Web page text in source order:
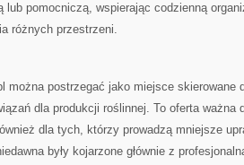
lub pomocniczą, wspierając codzienną
różnych przestrzeni.
można postrzegać jako miejsce skierowane
dla produkcji roślinnej. To oferta ważna
dla tych, którzy prowadzą mniejsze
były kojarzone głównie z